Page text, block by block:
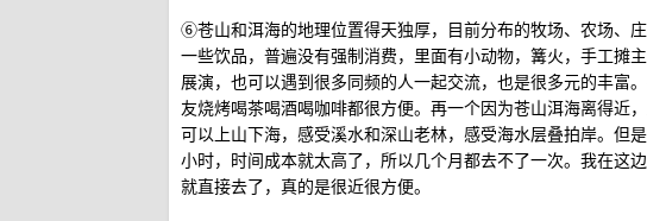
⑥苍山和洱海的地理位置得天独厚，目前分布的牧场、农场、
一些饮品，普遍没有强制消费，里面有小动物，篝火，手工摊
展演，也可以遇到很多同频的人一起交流，也是很多元的丰富
友烧烤喝茶喝酒喝咖啡都很方便。再一个因为苍山洱海离得近
可以上山下海，感受溪水和深山老林，感受海水层叠拍岸。但
小时，时间成本就太高了，所以几个月都去不了一次。我在这
就直接去了，真的是很近很方便。